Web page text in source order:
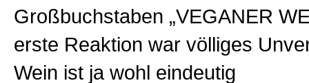
Großbuchstaben „VEGANER
erste Reaktion war völliges
Wein ist ja wohl eindeutig